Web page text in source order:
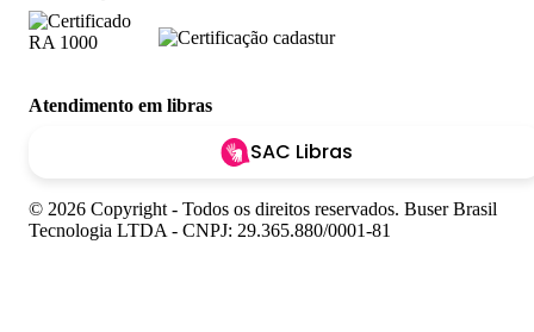
Atendimento em libras
SAC Libras
© 2026 Copyright - Todos os direitos reservados. Buser Brasil
Tecnologia LTDA - CNPJ: 29.365.880/0001-81